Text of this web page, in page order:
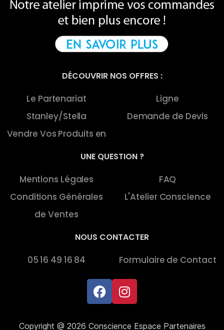
DÉCOUVRIR NOS OFFRES :
Le Partenariat
Stanley/Stella
Vendre Vos Produits en
Ligne
Demande de Devis
UNE QUESTION ?
Mentions Légales
Conditions Générales
de Ventes
FAQ
L'Atelier Conscience
NOUS CONTACTER
05 16 49 16 84 Formulaire de Contact
Copyright @ 2026 Conscience Espace Partenaires